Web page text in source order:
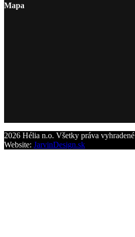
Mapa
2026 Hélia n.o. Všetky práva vyhradené
Website: JarvinDesign.sk